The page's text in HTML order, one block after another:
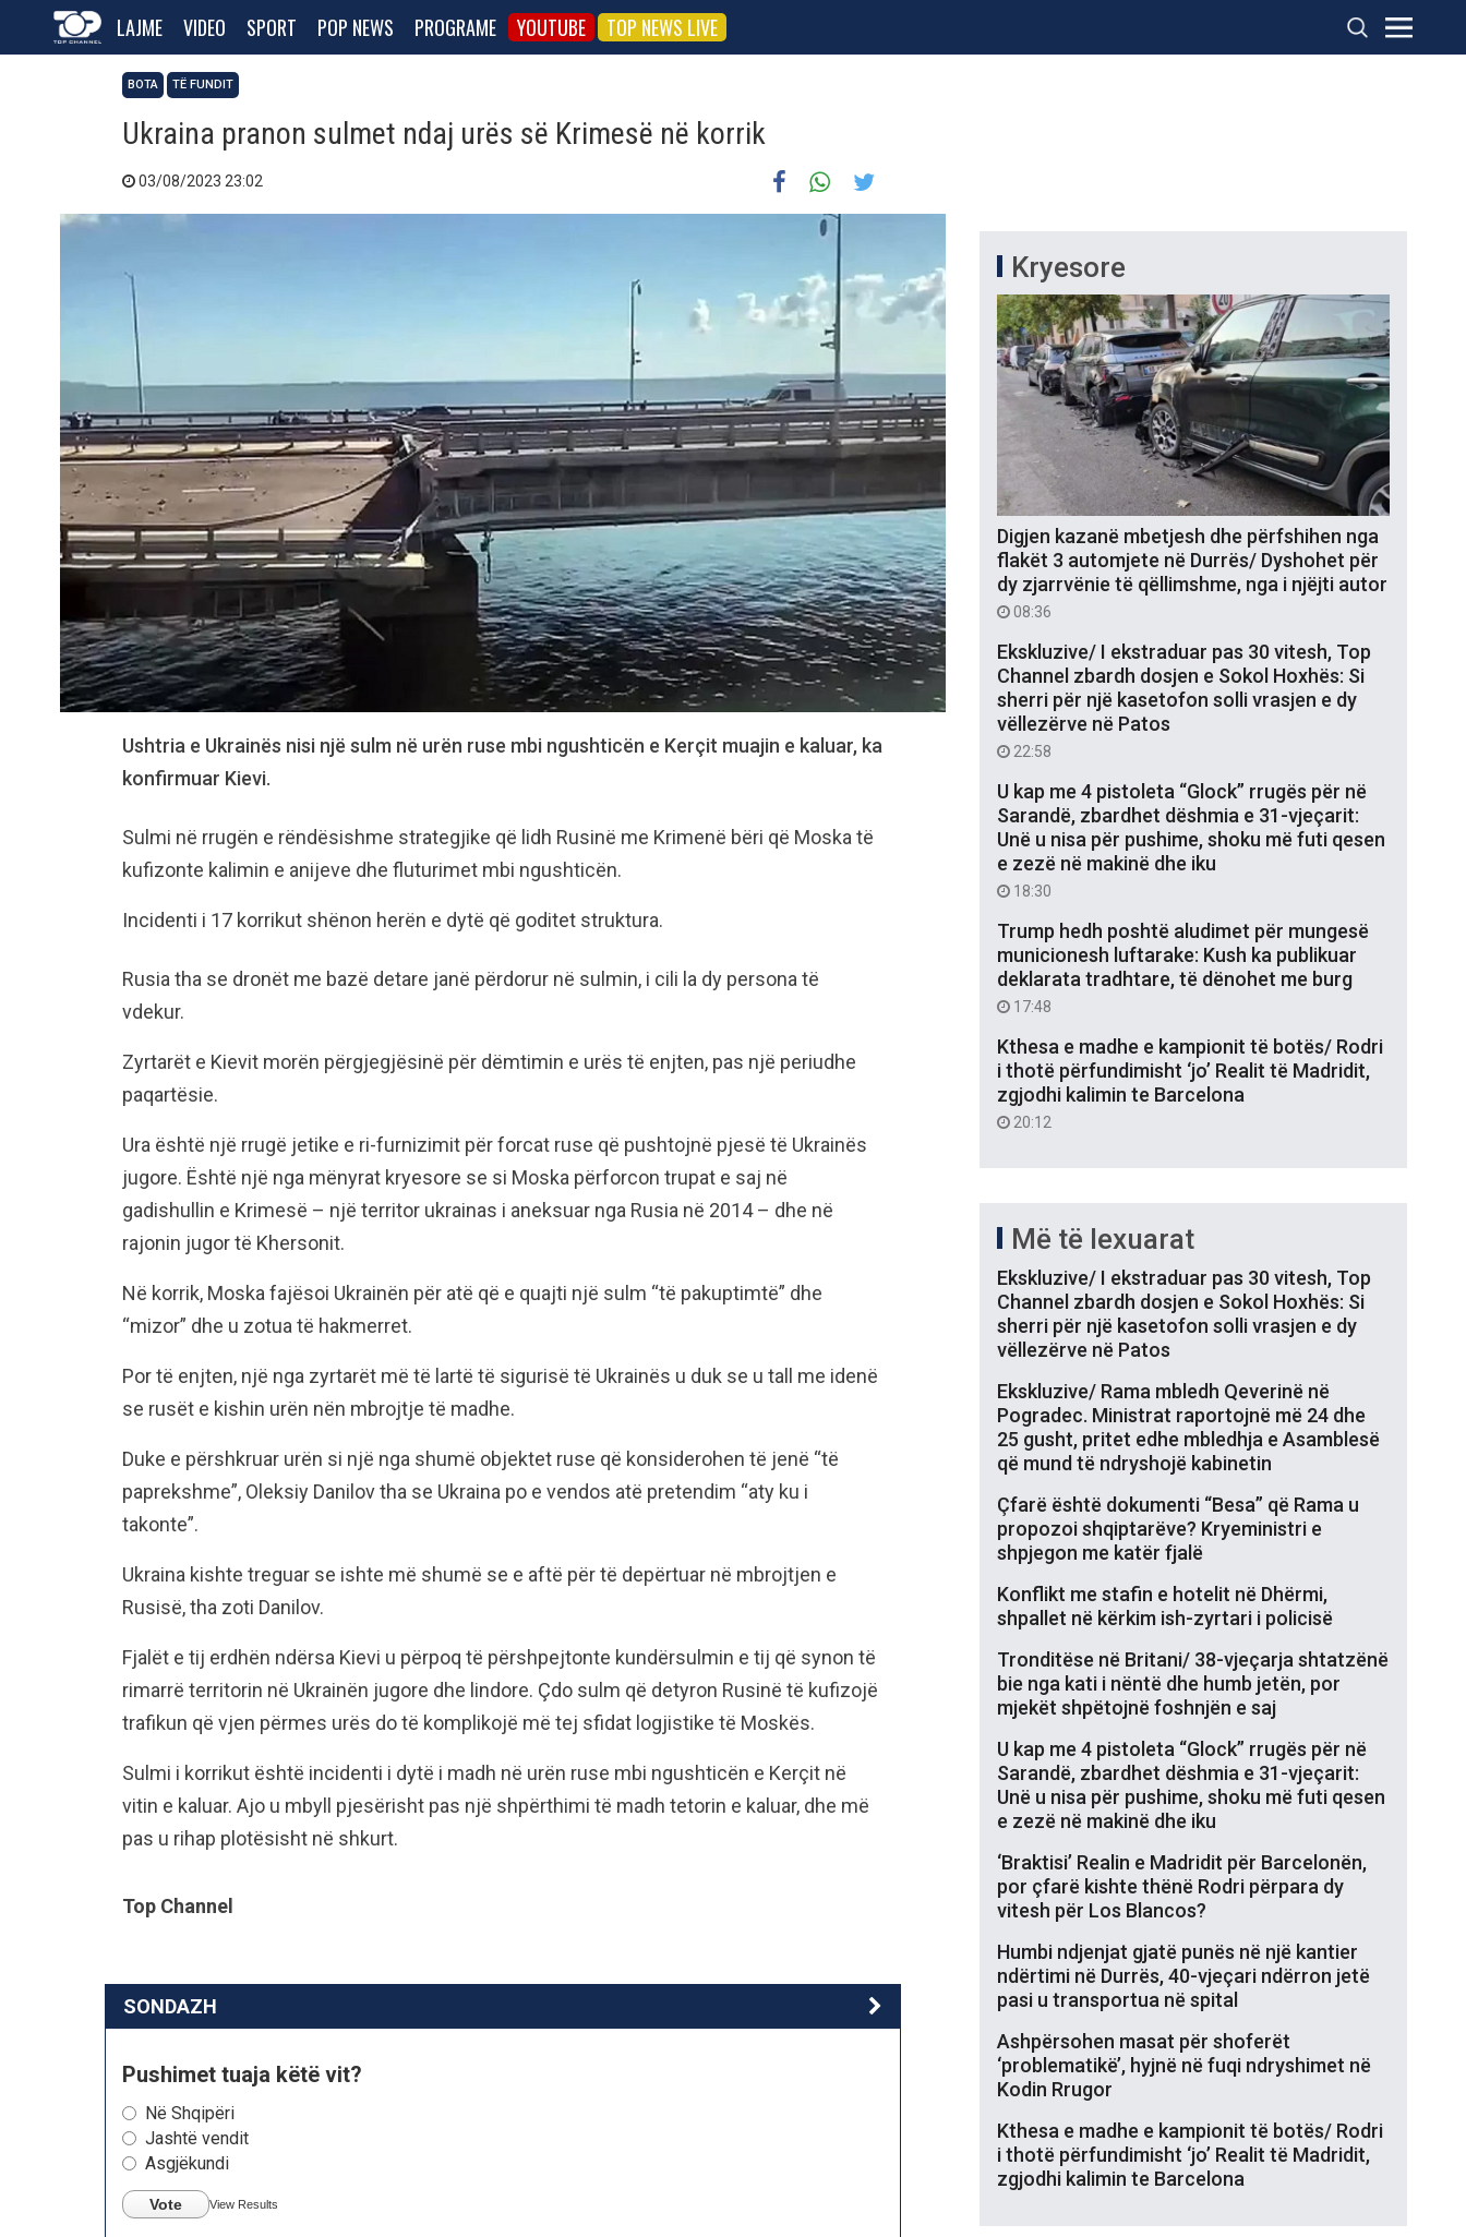
LAJME VIDEO SPORT POP NEWS PROGRAME YOUTUBE TOP NEWS LIVE
BOTA TË FUNDIT
Ukraina pranon sulmet ndaj urës së Krimesë në korrik
03/08/2023 23:02
Ushtria e Ukrainës nisi një sulm në urën ruse mbi ngushticën e Kerçit muajin e kaluar, ka
konfirmuar Kievi.
Sulmi në rrugën e rëndësishme strategjike që lidh Rusinë me Krimenë bëri që Moska të
kufizonte kalimin e anijeve dhe fluturimet mbi ngushticën.
Incidenti i 17 korrikut shënon herën e dytë që goditet struktura.
Rusia tha se dronët me bazë detare janë përdorur në sulmin, i cili la dy persona të
vdekur.
Zyrtarët e Kievit morën përgjegjësinë për dëmtimin e urës të enjten, pas një periudhe
paqartësie.
Ura është një rrugë jetike e ri-furnizimit për forcat ruse që pushtojnë pjesë të Ukrainës
jugore. Është një nga mënyrat kryesore se si Moska përforcon trupat e saj në
gadishullin e Krimesë – një territor ukrainas i aneksuar nga Rusia në 2014 – dhe në
rajonin jugor të Khersonit.
Në korrik, Moska fajësoi Ukrainën për atë që e quajti një sulm “të pakuptimtë” dhe
“mizor” dhe u zotua të hakmerret.
Por të enjten, një nga zyrtarët më të lartë të sigurisë të Ukrainës u duk se u tall me idenë
se rusët e kishin urën nën mbrojtje të madhe.
Duke e përshkruar urën si një nga shumë objektet ruse që konsiderohen të jenë “të
paprekshme”, Oleksiy Danilov tha se Ukraina po e vendos atë pretendim “aty ku i
takonte”.
Ukraina kishte treguar se ishte më shumë se e aftë për të depërtuar në mbrojtjen e
Rusisë, tha zoti Danilov.
Fjalët e tij erdhën ndërsa Kievi u përpoq të përshpejtonte kundërsulmin e tij që synon të
rimarrë territorin në Ukrainën jugore dhe lindore. Çdo sulm që detyron Rusinë të kufizojë
trafikun që vjen përmes urës do të komplikojë më tej sfidat logjistike të Moskës.
Sulmi i korrikut është incidenti i dytë i madh në urën ruse mbi ngushticën e Kerçit në
vitin e kaluar. Ajo u mbyll pjesërisht pas një shpërthimi të madh tetorin e kaluar, dhe më
pas u rihap plotësisht në shkurt.
Top Channel
SONDAZH
Pushimet tuaja këtë vit?
Në Shqipëri
Jashtë vendit
Asgjëkundi
Vote View Results
Kryesore
Digjen kazanë mbetjesh dhe përfshihen nga
flakët 3 automjete në Durrës/ Dyshohet për
dy zjarrvënie të qëllimshme, nga i njëjti autor
08:36
Ekskluzive/ I ekstraduar pas 30 vitesh, Top
Channel zbardh dosjen e Sokol Hoxhës: Si
sherri për një kasetofon solli vrasjen e dy
vëllezërve në Patos
22:58
U kap me 4 pistoleta “Glock” rrugës për në
Sarandë, zbardhet dëshmia e 31-vjeçarit:
Unë u nisa për pushime, shoku më futi qesen
e zezë në makinë dhe iku
18:30
Trump hedh poshtë aludimet për mungesë
municionesh luftarake: Kush ka publikuar
deklarata tradhtare, të dënohet me burg
17:48
Kthesa e madhe e kampionit të botës/ Rodri
i thotë përfundimisht ‘jo’ Realit të Madridit,
zgjodhi kalimin te Barcelona
20:12
Më të lexuarat
Ekskluzive/ I ekstraduar pas 30 vitesh, Top
Channel zbardh dosjen e Sokol Hoxhës: Si
sherri për një kasetofon solli vrasjen e dy
vëllezërve në Patos
Ekskluzive/ Rama mbledh Qeverinë në
Pogradec. Ministrat raportojnë më 24 dhe
25 gusht, pritet edhe mbledhja e Asamblesë
që mund të ndryshojë kabinetin
Çfarë është dokumenti “Besa” që Rama u
propozoi shqiptarëve? Kryeministri e
shpjegon me katër fjalë
Konflikt me stafin e hotelit në Dhërmi,
shpallet në kërkim ish-zyrtari i policisë
Tronditëse në Britani/ 38-vjeçarja shtatzënë
bie nga kati i nëntë dhe humb jetën, por
mjekët shpëtojnë foshnjën e saj
U kap me 4 pistoleta “Glock” rrugës për në
Sarandë, zbardhet dëshmia e 31-vjeçarit:
Unë u nisa për pushime, shoku më futi qesen
e zezë në makinë dhe iku
‘Braktisi’ Realin e Madridit për Barcelonën,
por çfarë kishte thënë Rodri përpara dy
vitesh për Los Blancos?
Humbi ndjenjat gjatë punës në një kantier
ndërtimi në Durrës, 40-vjeçari ndërron jetë
pasi u transportua në spital
Ashpërsohen masat për shoferët
‘problematikë’, hyjnë në fuqi ndryshimet në
Kodin Rrugor
Kthesa e madhe e kampionit të botës/ Rodri
i thotë përfundimisht ‘jo’ Realit të Madridit,
zgjodhi kalimin te Barcelona